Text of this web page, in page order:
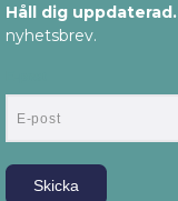
Håll dig uppdaterad.
nyhetsbrev.
Skicka